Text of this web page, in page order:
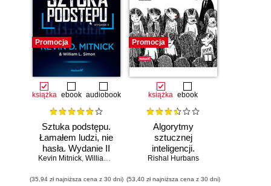
Promocja
książka ebook audiobook
Sztuka podstępu.
Łamałem ludzi, nie
hasła. Wydanie II
Kevin Mitnick, William L. Simon
(35,94 zł najniższa cena z 30 dni)
Promocja
książka ebook
Algorytmy
sztucznej
inteligencji.
Ilustrowany
Rishal Hurbans
(53,40 zł najniższa cena z 30 dni)